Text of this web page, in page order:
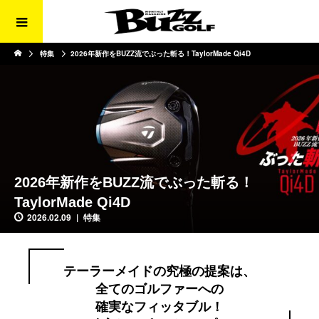
特集 2026年新作をBUZZ流でぶった斬る！TaylorMade Qi4D
2026年新作をBUZZ流でぶった斬る！
TaylorMade Qi4D
2026.02.09 特集
テーラーメイドの究極の提案は、
全てのゴルファーへの
確実なフィッタブル！